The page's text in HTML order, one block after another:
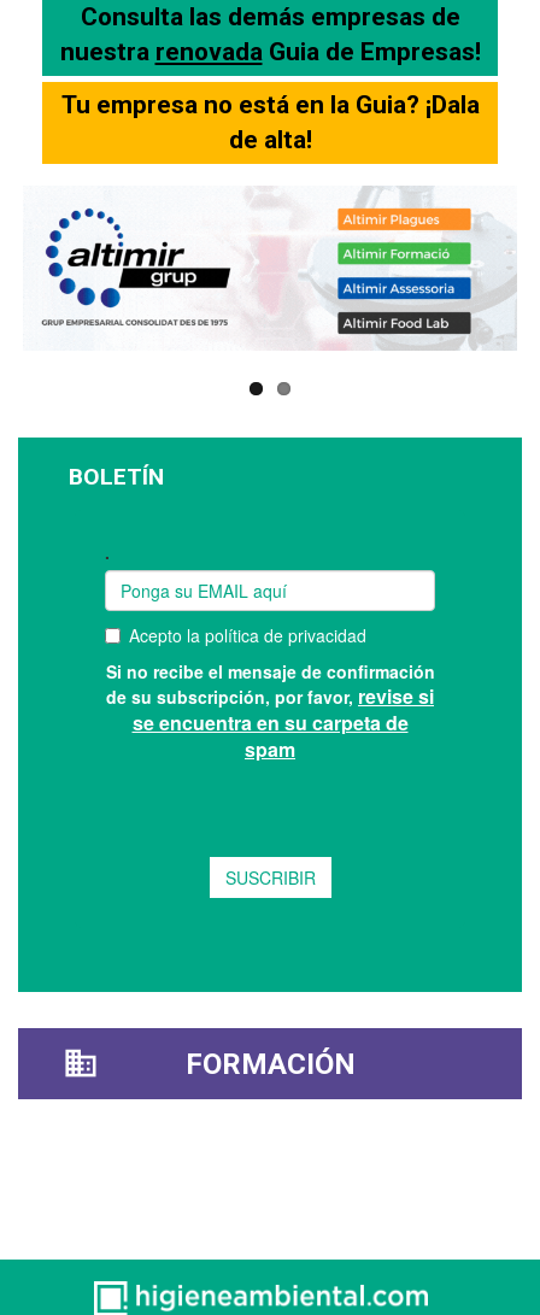
Consulta las demás empresas de
nuestra renovada Guia de Empresas!
Tu empresa no está en la Guia? ¡Dala
de alta!
BOLETÍN
FORMACIÓN